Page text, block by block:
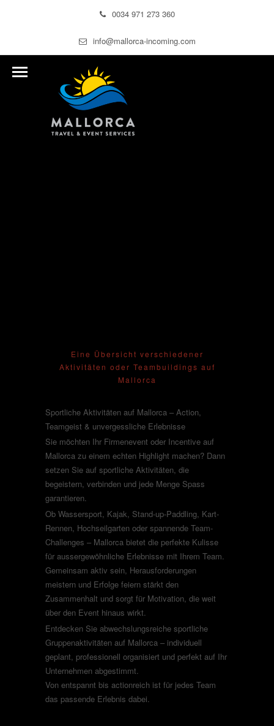
0034 971 273 360
info@mallorca-incoming.com
Eine Übersicht verschiedener
Aktivitäten oder Teambuildings auf
Mallorca
Sportliche Aktivitäten auf Mallorca – Action,
Teamgeist & unvergessliche Erlebnisse
Sie möchten Ihr Firmenevent oder Incentive auf
Mallorca zu einem echten Highlight machen? Dann
setzen Sie auf sportliche Aktivitäten, die
begeistern, verbinden und jede Menge Spass
garantieren.
Ob Wassersport, Kajak, Stand-up-Paddling, Kart-
Rennen, Hochseilgarten oder spannende Team-
Challenges – Mallorca bietet die perfekte Kulisse
für aussergewöhnliche Erlebnisse mit Ihrem Team.
Gemeinsam aktiv sein, Herausforderungen
meistern und Erfolge feiern stärkt den
Zusammenhalt und sorgt für Motivation, die weit
über den Event hinaus wirkt.
Entdecken Sie abwechslungsreiche sportliche
Gruppenaktivitäten auf Mallorca – individuell
geplant, professionell organisiert und perfekt auf Ihr
Unternehmen abgestimmt.
Von entspannt bis actionreich ist für jedes Team
das passende Erlebnis dabei.